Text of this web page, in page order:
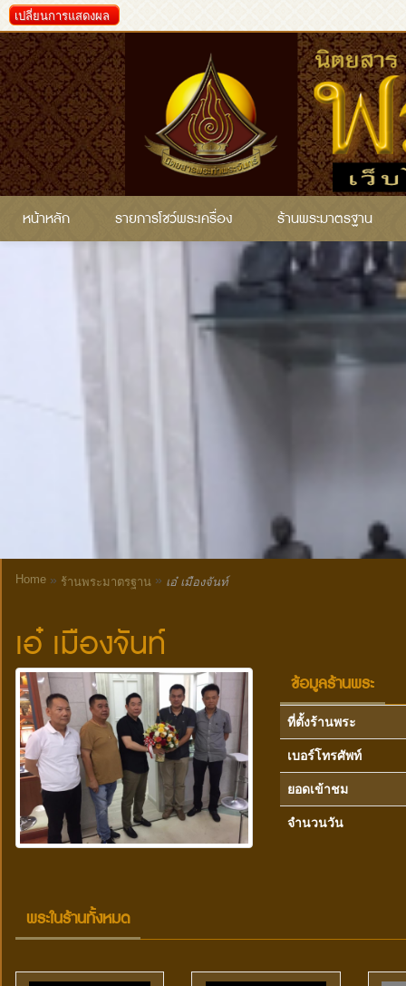
เปลี่ยนการแสดงผล
หน้าหลัก รายการโชว์พระเครื่อง ร้านพระมาตรฐาน
Home » ร้านพระมาตรฐาน » เอ๋ เมืองจันท์
เอ๋ เมืองจันท์
ข้อมูลร้านพระ
ที่ตั้งร้านพระ
เบอร์โทรศัพท์
ยอดเข้าชม
จำนวนวัน
พระในร้านทั้งหมด